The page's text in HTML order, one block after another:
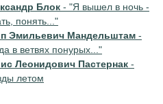
Блок - "Я вышел в ночь -
понять..."
Эмильевич Мандельштам -
в ветвях понурых..."
Леонидович Пастернак -
летом